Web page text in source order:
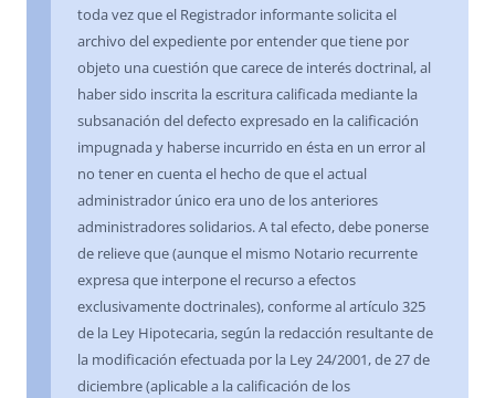
toda vez que el Registrador informante solicita el
archivo del expediente por entender que tiene por
objeto una cuestión que carece de interés doctrinal, al
haber sido inscrita la escritura calificada mediante la
subsanación del defecto expresado en la calificación
impugnada y haberse incurrido en ésta en un error al
no tener en cuenta el hecho de que el actual
administrador único era uno de los anteriores
administradores solidarios. A tal efecto, debe ponerse
de relieve que (aunque el mismo Notario recurrente
expresa que interpone el recurso a efectos
exclusivamente doctrinales), conforme al artículo 325
de la Ley Hipotecaria, según la redacción resultante de
la modificación efectuada por la Ley 24/2001, de 27 de
diciembre (aplicable a la calificación de los